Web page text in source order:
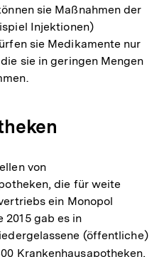
sie Maßnahmen der
Injektionen)
sie Medikamente nur
sie in geringen Mengen
von
die für weite
ein Monopol
2015 gab es in
(öffentliche)
Krankenhausapotheken,